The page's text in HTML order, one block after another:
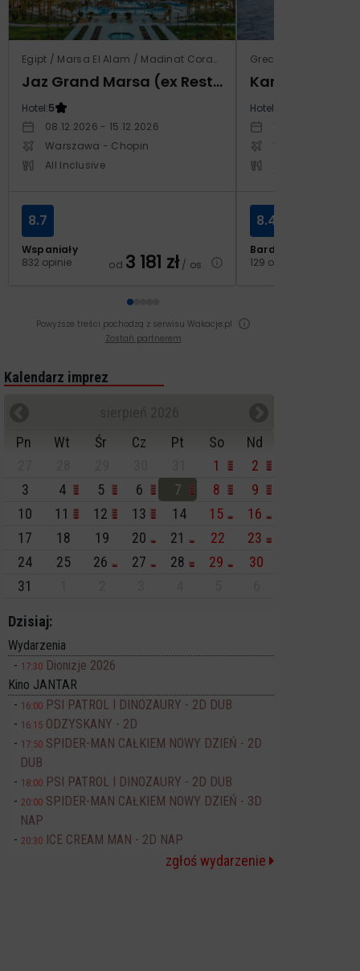
Egipt / Marsa El Alam / Madinat Coraya
Jaz Grand Marsa (ex Resta Grand Resort)
Hotel:5
08.12.2026 - 15.12.2026
Warszawa - Chopin
All Inclusive
Wspaniały
832 opinie
8.7
od 3 181 zł/ os.
Grecja / Samos /
Kampos
Hotel:
Warszawa -
Bardzo dobry
129 opinii
8.4
Powyższe treści pochodzą z serwisu Wakacje.pl
Zostań partnerem
Kalendarz imprez
Pn
Wt Śr Cz Pt So
Nd
1
2
3
4 5 6 7 8
9
10
11 12 13 14 15
16
17
18 19 20 21 22
23
24
25 26 27 28 29
30
31
Dzisiaj:
Wydarzenia
17:30 Dionizje 2026
Kino JANTAR
16:00 PSI PATROL I DINOZAURY - 2D DUB
16:15 ODZYSKANY - 2D
17:50 SPIDER-MAN CAŁKIEM NOWY DZIEŃ - 2D
DUB
18:00 PSI PATROL I DINOZAURY - 2D DUB
20:00 SPIDER-MAN CAŁKIEM NOWY DZIEŃ - 3D
NAP
20:30 ICE CREAM MAN - 2D NAP
zgłoś wydarzenie